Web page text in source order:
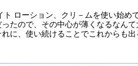
ト ローション、クリ－ムを使い始
たので、その中心が薄くなるなん
に、使い続けることでこれからも